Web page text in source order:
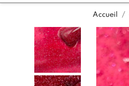
Accueil